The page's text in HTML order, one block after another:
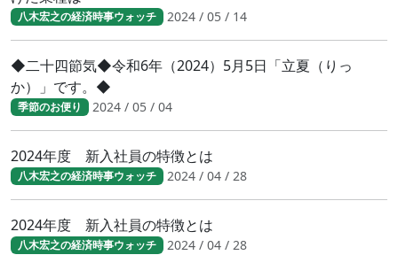
八木宏之の経済時事ウォッチ 2024 / 05 / 14
◆二十四節気◆令和6年（2024）5月5日「立夏（りっ
か）」です。◆
季節のお便り 2024 / 05 / 04
2024年度 新入社員の特徴とは
八木宏之の経済時事ウォッチ 2024 / 04 / 28
2024年度 新入社員の特徴とは
八木宏之の経済時事ウォッチ 2024 / 04 / 28